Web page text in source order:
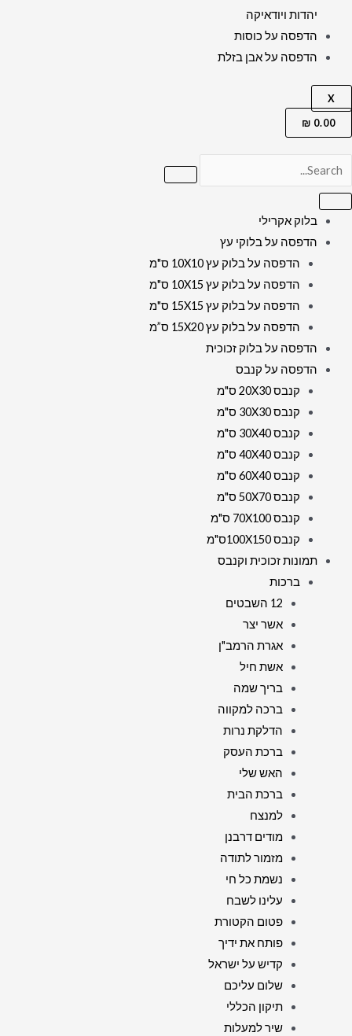
יהדות ויודאיקה
הדפסה על כוסות
הדפסה על אבן בזלת
X
0.00
₪
בלוק אקרילי
הדפסה על בלוקי עץ
הדפסה על בלוק עץ 10X10 ס"מ
הדפסה על בלוק עץ 10X15 ס"מ
הדפסה על בלוק עץ 15X15 ס"מ
הדפסה על בלוק עץ 15X20 ס”מ
הדפסה על בלוק זכוכית
הדפסה על קנבס
קנבס 20X30 ס"מ
קנבס 30X30 ס"מ
קנבס 30X40 ס"מ
קנבס 40X40 ס"מ
קנבס 60X40 ס"מ
קנבס 50X70 ס"מ
קנבס 70X100 ס"מ
קנבס 100X150ס"מ
תמונות זכוכית וקנבס
ברכות
12 השבטים
אשר יצר
אגרת הרמב"ן
אשת חיל
בריך שמה
ברכה למקווה
הדלקת נרות
ברכת העסק
האש שלי
ברכת הבית
למנצח
מודים דרבנן
מזמור לתודה
נשמת כל חי
עלינו לשבח
פטום הקטורת
פותח את ידיך
קדיש על ישראל
שלום עליכם
תיקון הכללי
שיר למעלות